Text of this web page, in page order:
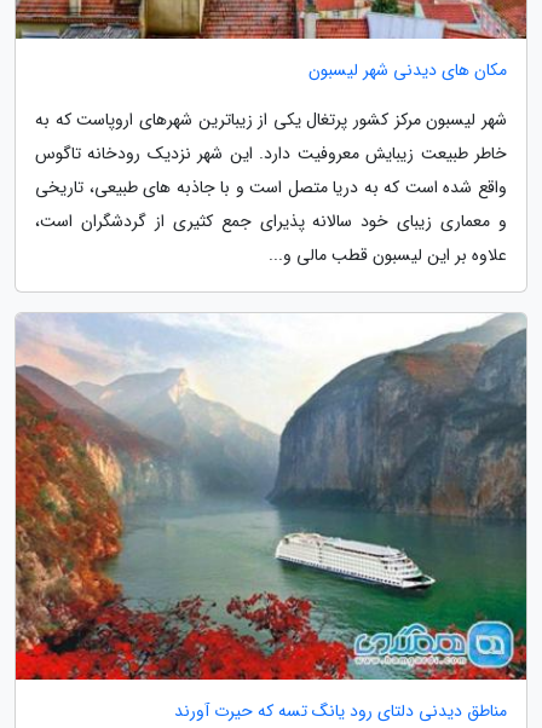
مکان های دیدنی شهر لیسبون
شهر لیسبون مرکز کشور پرتغال یکی از زیباترین شهرهای اروپاست که به
خاطر طبیعت زیبایش معروفیت دارد. این شهر نزدیک رودخانه تاگوس
واقع شده است که به دریا متصل است و با جاذبه های طبیعی، تاریخی
و معماری زیبای خود سالانه پذیرای جمع کثیری از گردشگران است،
علاوه بر این لیسبون قطب مالی و...
مناطق دیدنی دلتای رود یانگ تسه که حیرت آورند